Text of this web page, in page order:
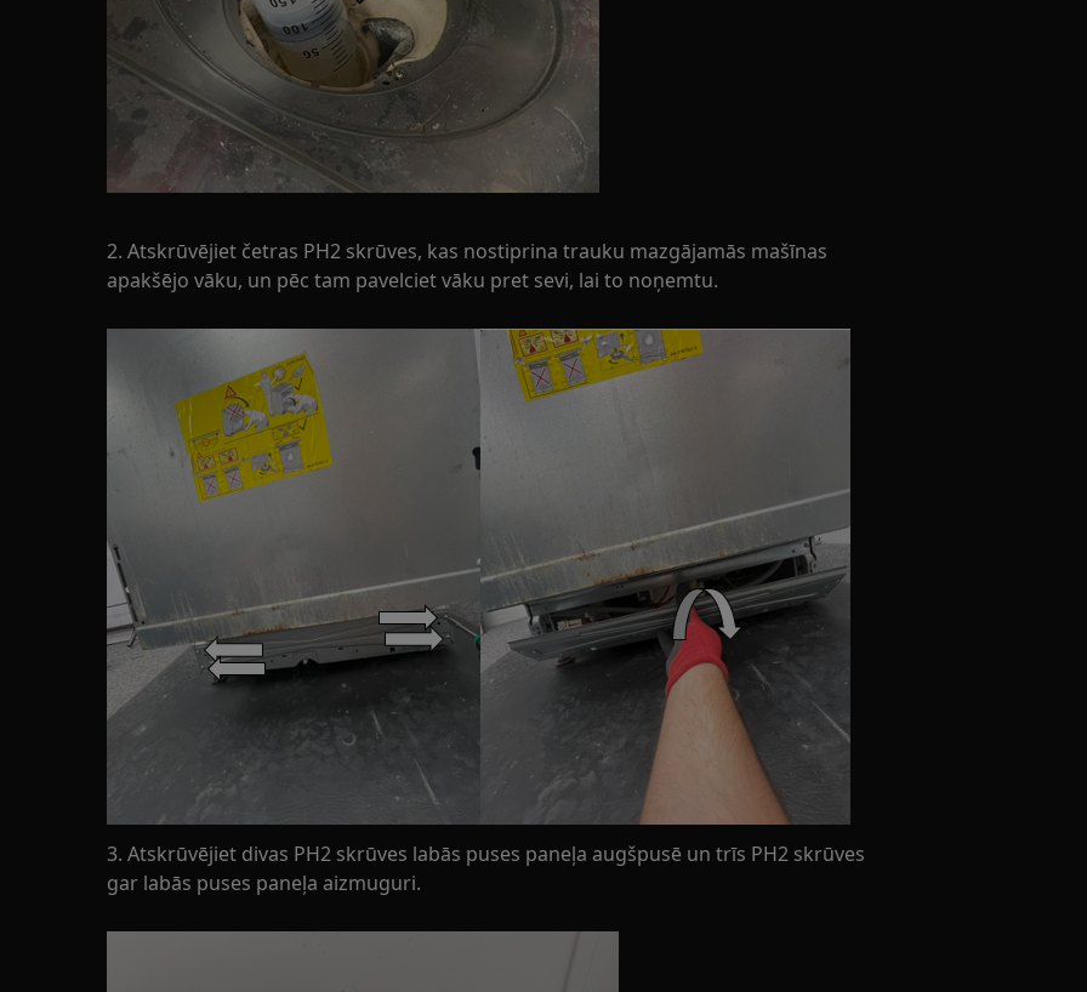
2. Atskrūvējiet četras PH2 skrūves, kas nostiprina trauku mazgājamās mašīnas
apakšējo vāku, un pēc tam pavelciet vāku pret sevi, lai to noņemtu.
3. Atskrūvējiet divas PH2 skrūves labās puses paneļa augšpusē un trīs PH2 skrūves
gar labās puses paneļa aizmuguri.